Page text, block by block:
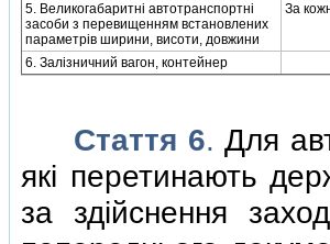
5. Великогабаритнi автотранспортнi
засоби з перевищенням встановлених
параметрiв ширини, висоти, довжини
За
6. Залiзничний вагон, контейнер
Стаття 6.Для
якi перетинають
за здiйснення